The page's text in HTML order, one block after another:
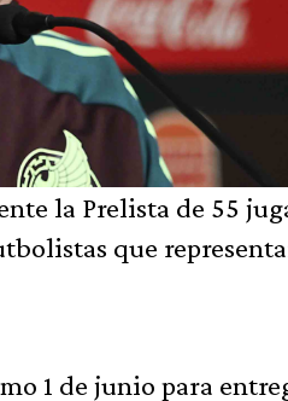
la Prelista de 55
que
1 de junio para